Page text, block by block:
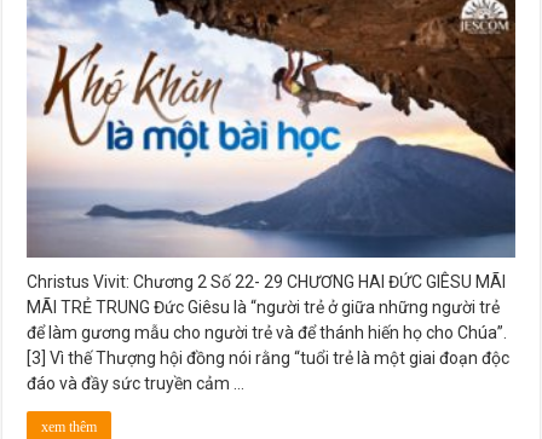
Vivit:
Chương
Số
22-
29
Christus Vivit: Chương 2 Số 22- 29 CHƯƠNG HAI ĐỨC GIÊSU MÃI
MÃI TRẺ TRUNG Đức Giêsu là “người trẻ ở giữa những người trẻ
để làm gương mẫu cho người trẻ và để thánh hiến họ cho Chúa”.
[3] Vì thế Thượng hội đồng nói rằng “tuổi trẻ là một giai đoạn độc
đáo và đầy sức truyền cảm …
xem thêm